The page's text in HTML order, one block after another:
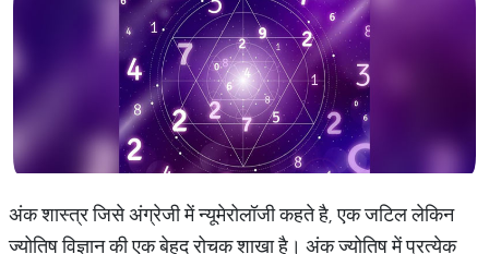
अंक शास्त्र जिसे अंग्रेजी में न्यूमेरोलॉजी कहते है, एक जटिल लेकिन
ज्योतिष विज्ञान की एक बेहद रोचक शाखा है। अंक ज्योतिष में प्रत्येक